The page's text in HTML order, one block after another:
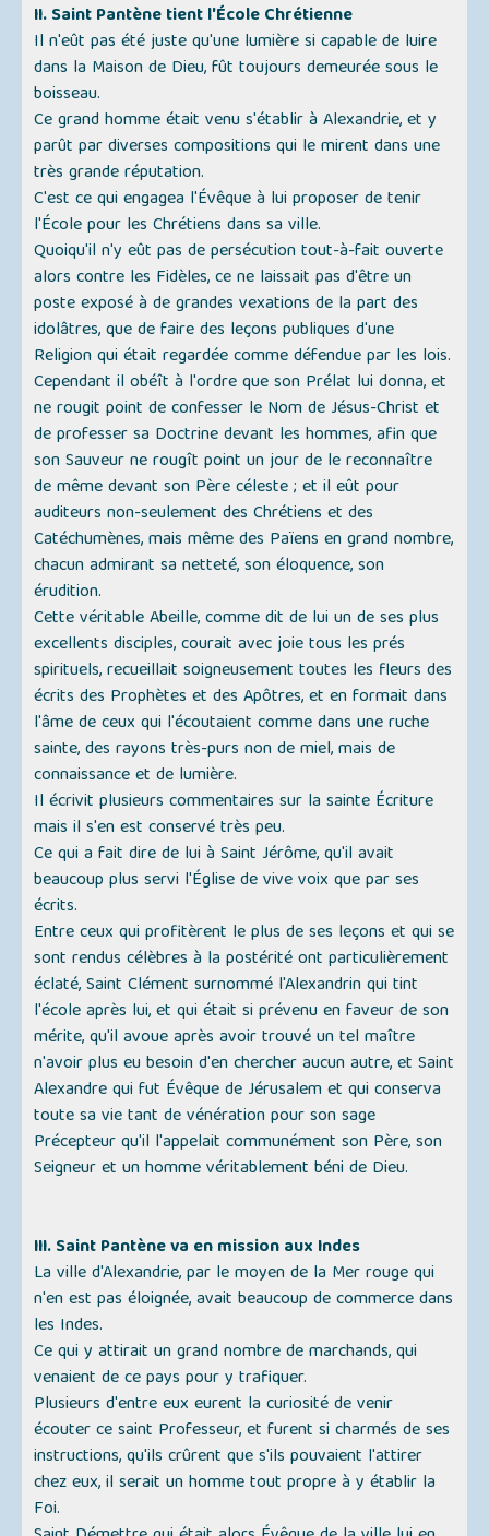
II. Saint Pantène tient l'École Chrétienne
Il n'eût pas été juste qu'une lumière si capable de luire
dans la Maison de Dieu, fût toujours demeurée sous le
boisseau.
Ce grand homme était venu s'établir à Alexandrie, et y
parût par diverses compositions qui le mirent dans une
très grande réputation.
C'est ce qui engagea l'Évêque à lui proposer de tenir
l'École pour les Chrétiens dans sa ville.
Quoiqu'il n'y eût pas de persécution tout-à-fait ouverte
alors contre les Fidèles, ce ne laissait pas d'être un
poste exposé à de grandes vexations de la part des
idolâtres, que de faire des leçons publiques d'une
Religion qui était regardée comme défendue par les lois.
Cependant il obéît à l'ordre que son Prélat lui donna, et
ne rougit point de confesser le Nom de Jésus-Christ et
de professer sa Doctrine devant les hommes, afin que
son Sauveur ne rougît point un jour de le reconnaître
de même devant son Père céleste ; et il eût pour
auditeurs non-seulement des Chrétiens et des
Catéchumènes, mais même des Païens en grand nombre,
chacun admirant sa netteté, son éloquence, son
érudition.
Cette véritable Abeille, comme dit de lui un de ses plus
excellents disciples, courait avec joie tous les prés
spirituels, recueillait soigneusement toutes les fleurs des
écrits des Prophètes et des Apôtres, et en formait dans
l'âme de ceux qui l'écoutaient comme dans une ruche
sainte, des rayons très-purs non de miel, mais de
connaissance et de lumière.
Il écrivit plusieurs commentaires sur la sainte Écriture
mais il s'en est conservé très peu.
Ce qui a fait dire de lui à Saint Jérôme, qu'il avait
beaucoup plus servi l'Église de vive voix que par ses
écrits.
Entre ceux qui profitèrent le plus de ses leçons et qui se
sont rendus célèbres à la postérité ont particulièrement
éclaté, Saint Clément surnommé l'Alexandrin qui tint
l'école après lui, et qui était si prévenu en faveur de son
mérite, qu'il avoue après avoir trouvé un tel maître
n'avoir plus eu besoin d'en chercher aucun autre, et Saint
Alexandre qui fut Évêque de Jérusalem et qui conserva
toute sa vie tant de vénération pour son sage
Précepteur qu'il l'appelait communément son Père, son
Seigneur et un homme véritablement béni de Dieu.
III. Saint Pantène va en mission aux Indes
La ville d'Alexandrie, par le moyen de la Mer rouge qui
n'en est pas éloignée, avait beaucoup de commerce dans
les Indes.
Ce qui y attirait un grand nombre de marchands, qui
venaient de ce pays pour y trafiquer.
Plusieurs d'entre eux eurent la curiosité de venir
écouter ce saint Professeur, et furent si charmés de ses
instructions, qu'ils crûrent que s'ils pouvaient l'attirer
chez eux, il serait un homme tout propre à y établir la
Foi.